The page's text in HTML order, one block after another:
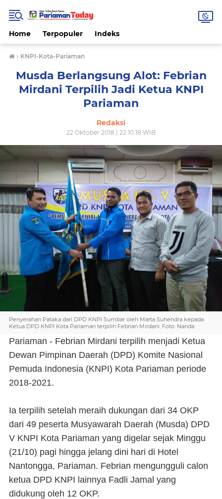
Home Terpopuler Indeks
› KNPI-Kota-Pariaman
Musda Berlangsung Alot: Febrian
Mirdani Terpilih Jadi Ketua KNPI
Pariaman
Redaksi
22 Oktober 2018 | 22.10.18 WIB
Penyerahan Pataka dari DPD KNPI Sumbar oleh Marta Suhendra kepada
Ketua DPD KNPI Kota Pariaman terpilih Febrian Mirdani. Foto: Nanda
Pariaman - Febrian Mirdani terpilih menjadi Ketua
Dewan Pimpinan Daerah (DPD) Komite Nasional
Pemuda Indonesia (KNPI) Kota Pariaman periode
2018-2021.
Ia terpilih setelah meraih dukungan dari 34 OKP
dari 49 peserta Musyawarah Daerah (Musda) DPD
V KNPI Kota Pariaman yang digelar sejak Minggu
(21/10) pagi hingga jelang dini hari di Hotel
Nantongga, Pariaman. Febrian mengungguli calon
ketua DPD KNPI lainnya Fadli Jamal yang
didukung oleh 12 OKP.